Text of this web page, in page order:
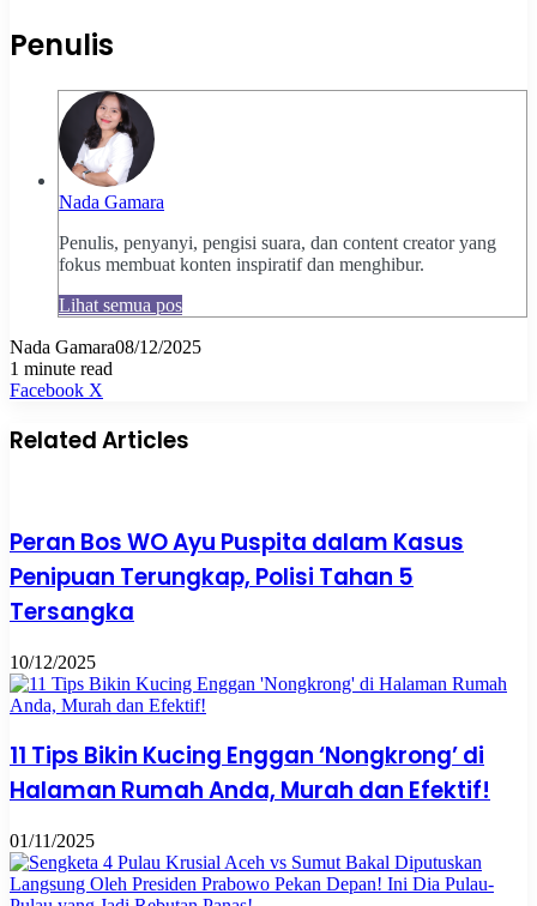
Penulis
Nada Gamara
Penulis, penyanyi, pengisi suara, dan content creator yang
fokus membuat konten inspiratif dan menghibur.
Lihat semua pos
Nada Gamara08/12/2025
1 minute read
Facebook X
Email
Related Articles
Peran Bos WO Ayu Puspita dalam Kasus
Penipuan Terungkap, Polisi Tahan 5
Tersangka
10/12/2025
11 Tips Bikin Kucing Enggan ‘Nongkrong’ di
Halaman Rumah Anda, Murah dan Efektif!
01/11/2025